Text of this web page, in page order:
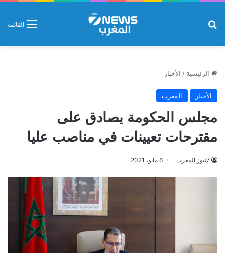
القائمة
الرئيسية / الأخبار
الأخبار المغرب
مجلس الحكومة يصادق على
مقترحات تعيينات في مناصب عليا
7نيوز المغرب 6 مايو، 2021